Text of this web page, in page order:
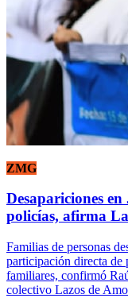
ZMG
Desapariciones
policías, afirma
Familias de personas
participación directa de
familiares, confirmó
colectivo Lazos de